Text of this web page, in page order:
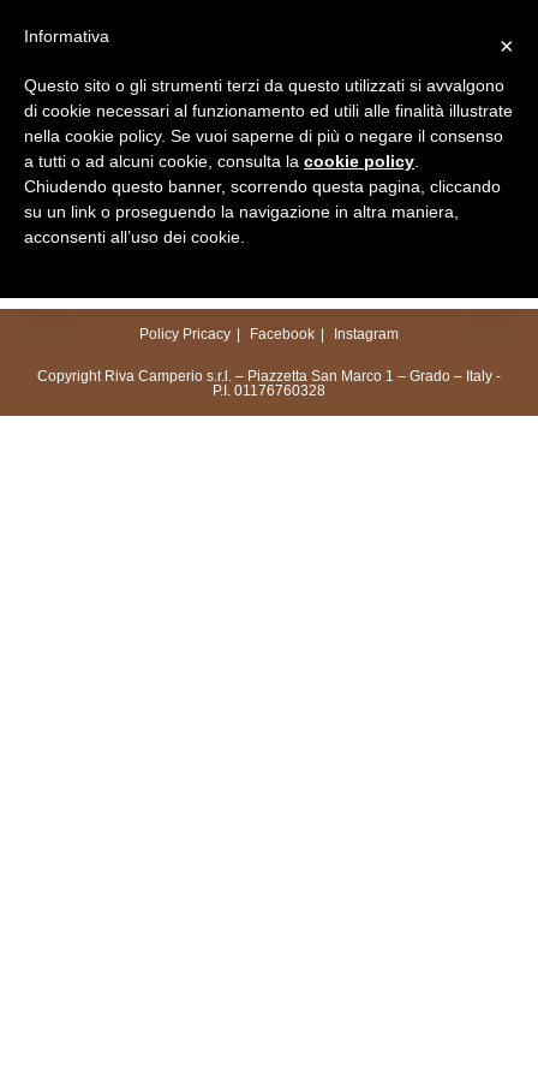
Menu
Policy Pricacy Facebook Instagram
Copyright Riva Camperio s.r.l. – Piazzetta San Marco 1 – Grado – Italy -
P.I. 01176760328
×
Informativa
Questo sito o gli strumenti terzi da questo utilizzati si avvalgono
di cookie necessari al funzionamento ed utili alle finalità illustrate
nella cookie policy. Se vuoi saperne di più o negare il consenso
a tutti o ad alcuni cookie, consulta la cookie policy
Chiudendo questo banner, scorrendo questa pagina, cliccando
su un link o proseguendo la navigazione in altra maniera,
acconsenti all’uso dei cookie.